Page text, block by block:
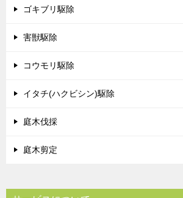
ゴキブリ駆除
害獣駆除
コウモリ駆除
イタチ(ハクビシン)駆除
庭木伐採
庭木剪定